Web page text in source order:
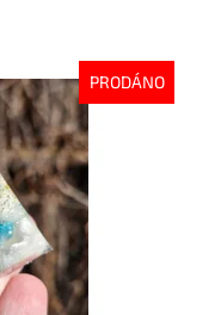
PRODÁNO